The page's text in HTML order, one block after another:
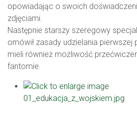
opowiadając o swoich
zdjęciami.
Następnie starszy szeregowy
omówił zasady udzielania pierwszej
mieli również możliwość
fantomie.